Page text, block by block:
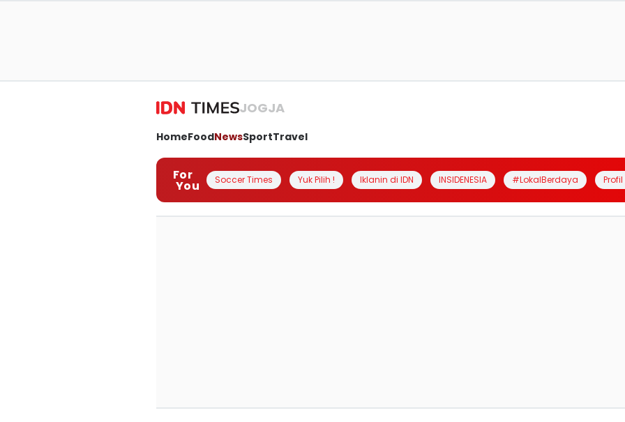
JOGJA
HomeFoodNewsSportTravel
For
You Soccer Times Yuk Pilih ! Iklanin di IDN INSIDENESIA #LokalBerdaya